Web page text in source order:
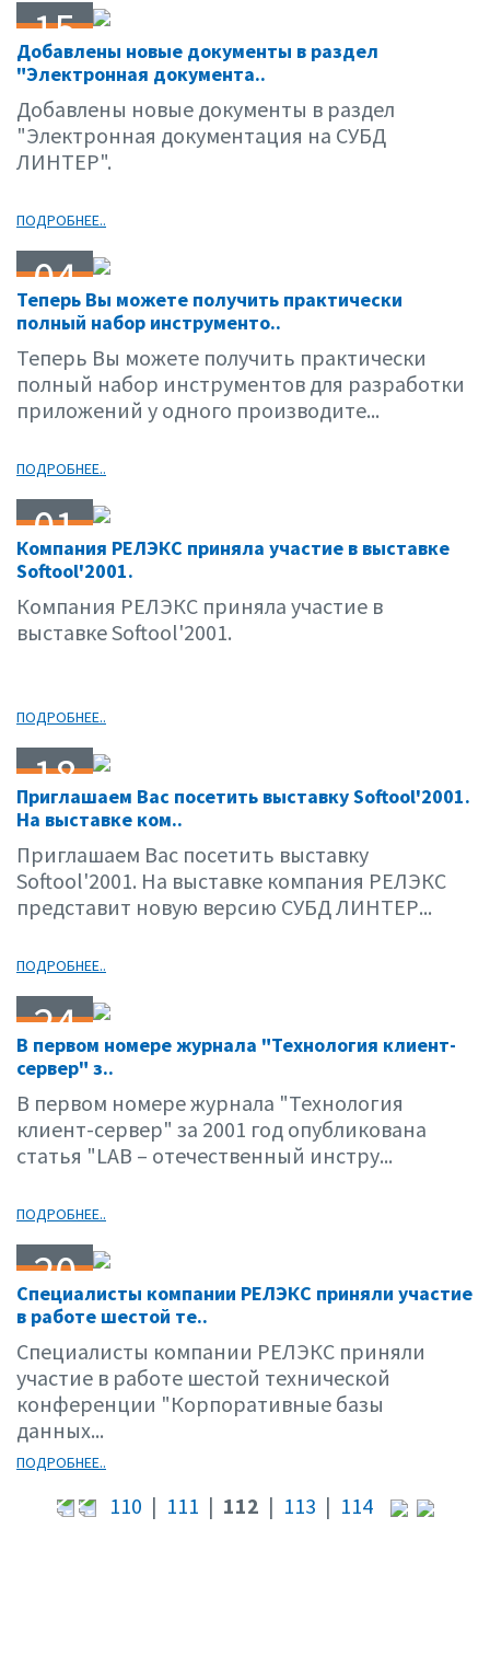
15
10.01
Добавлены новые документы в раздел
"Электронная документа..
Добавлены новые документы в раздел
"Электронная документация на СУБД
ЛИНТЕР".
ПОДРОБНЕЕ..
04
10.01
Теперь Вы можете получить практически
полный набор инструменто..
Теперь Вы можете получить практически
полный набор инструментов для разработки
приложений у одного производите...
ПОДРОБНЕЕ..
01
10.01
Компания РЕЛЭКС приняла участие в выставке
Softool'2001.
Компания РЕЛЭКС приняла участие в
выставке Softool'2001.
ПОДРОБНЕЕ..
18
09.01
Приглашаем Вас посетить выставку Softool'2001.
На выставке ком..
Приглашаем Вас посетить выставку
Softool'2001. На выставке компания РЕЛЭКС
представит новую версию СУБД ЛИНТЕР...
ПОДРОБНЕЕ..
24
05.01
В первом номере журнала "Технология клиент-
сервер" з..
В первом номере журнала "Технология
клиент-сервер" за 2001 год опубликована
статья "LAB – отечественный инстру...
ПОДРОБНЕЕ..
20
04.01
Специалисты компании РЕЛЭКС приняли участие
в работе шестой те..
Специалисты компании РЕЛЭКС приняли
участие в работе шестой технической
конференции "Корпоративные базы
данных...
ПОДРОБНЕЕ..
110 | 111 | 112 | 113 | 114